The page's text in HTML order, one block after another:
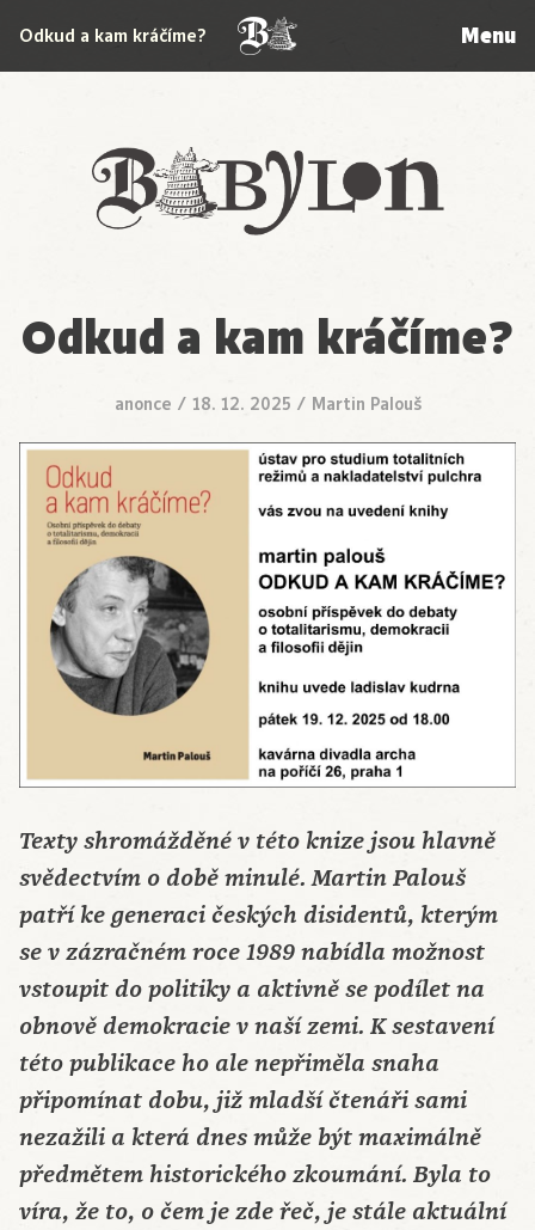
Babylon
Odkud a kam kráčíme? Menu
Odkud a kam kráčíme?
anonce / 18. 12. 2025 / Martin Palouš
Texty shromážděné v této knize jsou hlavně
svědectvím o době minulé. Martin Palouš
patří ke generaci českých disidentů, kterým
se v zázračném roce 1989 nabídla možnost
vstoupit do politiky a aktivně se podílet na
obnově demokracie v naší zemi. K sestavení
této publikace ho ale nepřiměla snaha
připomínat dobu, již mladší čtenáři sami
nezažili a která dnes může být maximálně
předmětem historického zkoumání. Byla to
víra, že to, o čem je zde řeč, je stále aktuální